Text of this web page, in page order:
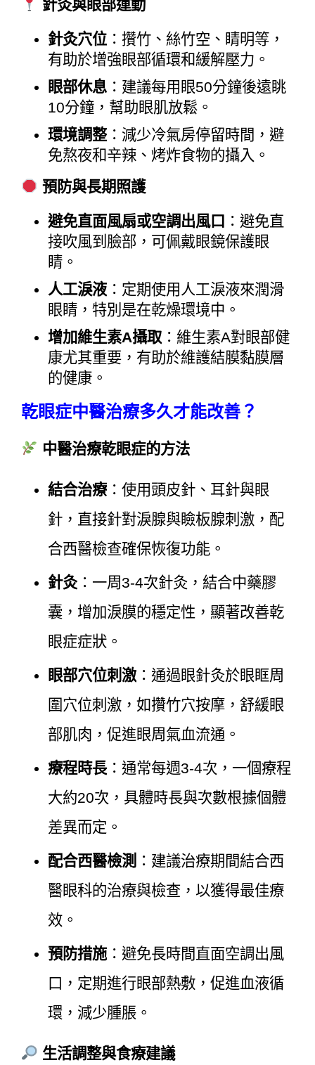
針灸與眼部運動
針灸穴位：攢竹、絲竹空、睛明等，
有助於增強眼部循環和緩解壓力。
眼部休息：建議每用眼50分鐘後遠眺
10分鐘，幫助眼肌放鬆。
環境調整：減少冷氣房停留時間，避
免熬夜和辛辣、烤炸食物的攝入。
預防與長期照護
避免直面風扇或空調出風口 ：避免直
接吹風到臉部，可佩戴眼鏡保護眼
睛。
人工淚液：定期使用人工淚液來潤滑
眼睛，特別是在乾燥環境中。
增加維生素A攝取：維生素A對眼部健
康尤其重要，有助於維護結膜黏膜層
的健康。
乾眼症中醫治療多久才能改善？
中醫治療乾眼症的方法
結合治療：使用頭皮針、耳針與眼
針，直接針對淚腺與瞼板腺刺激，配
合西醫檢查確保恢復功能。
針灸：一周3-4次針灸，結合中藥膠
囊，增加淚膜的穩定性，顯著改善乾
眼症症狀。
眼部穴位刺激：通過眼針灸於眼眶周
圍穴位刺激，如攢竹穴按摩，舒緩眼
部肌肉，促進眼周氣血流通。
療程時長：通常每週3-4次，一個療程
大約20次，具體時長與次數根據個體
差異而定。
配合西醫檢測 ：建議治療期間結合西
醫眼科的治療與檢查，以獲得最佳療
效。
預防措施：避免長時間直面空調出風
口，定期進行眼部熱敷，促進血液循
環，減少腫脹。
生活調整與食療建議